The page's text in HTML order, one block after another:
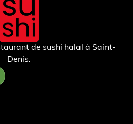
de sushi halal à Saint-
Denis.